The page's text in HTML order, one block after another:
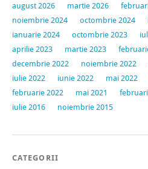
august 2026 martie 2026
noiembrie 2024
octombrie 2024
ianuarie 2024
octombrie 2023
aprilie 2023
martie 2023
decembrie 2022
noiembrie 2022
iulie 2022
iunie 2022 mai 2022
februarie 2022
mai 2021
iulie 2016
noiembrie 2015
CATEGORII